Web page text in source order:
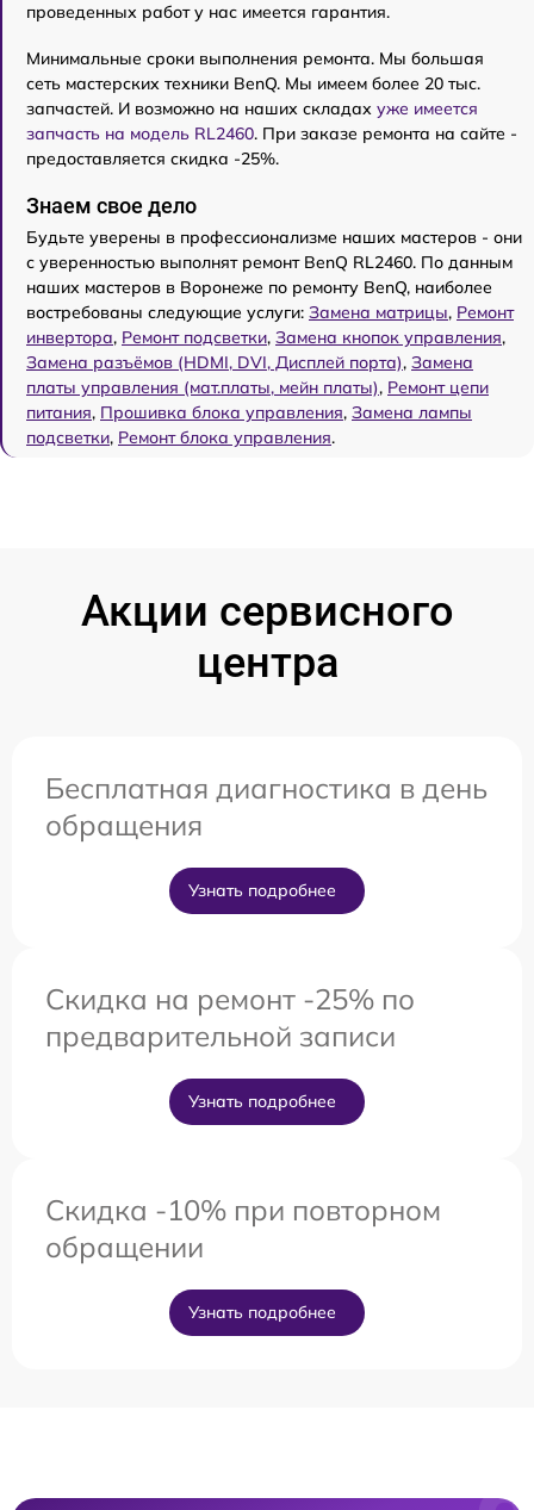
проведенных работ у нас имеется гарантия.
Минимальные сроки выполнения ремонта. Мы большая
сеть мастерских техники BenQ. Мы имеем более 20 тыс.
запчастей. И возможно на наших складах уже имеется
запчасть на модель RL2460. При заказе ремонта на сайте -
предоставляется скидка -25%.
Знаем свое дело
Будьте уверены в профессионализме наших мастеров - они
с уверенностью выполнят ремонт BenQ RL2460. По данным
наших мастеров в Воронеже по ремонту BenQ, наиболее
востребованы следующие услуги: Замена матрицы, Ремонт
инвертора, Ремонт подсветки, Замена кнопок управления,
Замена разъёмов (HDMI, DVI, Дисплей порта), Замена
платы управления (мат.платы, мейн платы), Ремонт цепи
питания, Прошивка блока управления, Замена лампы
подсветки, Ремонт блока управления.
Акции сервисного
центра
Бесплатная диагностика в день
обращения
Узнать подробнее
Скидка на ремонт -25% по
предварительной записи
Узнать подробнее
Скидка -10% при повторном
обращении
Узнать подробнее